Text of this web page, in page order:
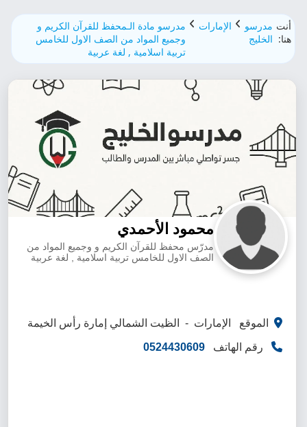
أنت
هنا:
مدرسو
الخليج
الإمارات
مدرسو مادة الـمحفظ للقرآن الكريم و
وجميع المواد من الصف الاول للخامس
تربية اسلامية , لغة عربية
محمود الأحمدي
مدرّس محفظ للقرآن الكريم و وجميع المواد من
الصف الاول للخامس تربية اسلامية , لغة عربية
الموقع الإمارات - الظيت الشمالي إمارة رأس الخيمة
رقم الهاتف 0524430609